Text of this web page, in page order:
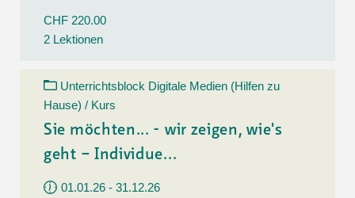
CHF 220.00
2 Lektionen
Unterrichtsblock Digitale Medien (Hilfen zu
Hause) / Kurs
Sie möchten... - wir zeigen, wie's
geht – Individue...
01.01.26 - 31.12.26